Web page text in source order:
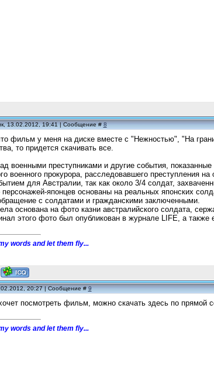
13.02.2012, 19:41 | Сообщение #8
фильм у меня на диске вместе с "Нежностью", "На
то придется скачивать все.
военными преступниками и другие события,
военного прокурора, расследовавшего преступления
для Австралии, так как около 3/4 солдат,
японцев основаны на реальных японских
с солдатами и гражданскими заключенными.
основана на фото казни австралийского солдата,
этого фото был опубликован в журнале LIFE, а
words and let them fly...
20:27 | Сообщение #9
посмотреть фильм, можно скачать здесь по прямой
words and let them fly...